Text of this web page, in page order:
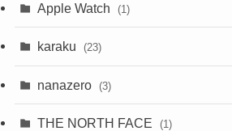
Apple Watch (1)
karaku (23)
nanazero (3)
THE NORTH FACE (1)